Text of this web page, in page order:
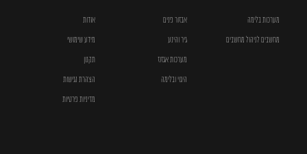
מערכות בלימה
מחשבים לניהול מחשבים
אבזור פנים
גיר והינע
מערכות אגזוז
היגוי ובלימה
אודות
מידע שימושי
תקנון
הצהרת נגישות
מדיניות פרטיות